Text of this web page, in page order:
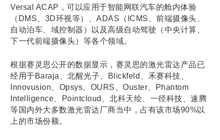
Versal ACAP，可以应用于智能网联汽车的舱内体验
（DMS、3D环视等）、ADAS（ICMS、前端摄像头、
自动泊车、域控制器）以及高级自动驾驶（中央计算、
下一代前端摄像头）等各个领域。
根据赛灵思公开的数据显示，赛灵思的激光雷达产品已
经用于Baraja、北醒光子、Blickfeld、禾赛科技、
Innovusion、Opsys、OURS、Ouster、Phantom
Intelligence、Pointcloud、北科天绘、一径科技、速腾
等国内外大多数激光雷达厂商当中，占有该市场90%以
上的市场份额。